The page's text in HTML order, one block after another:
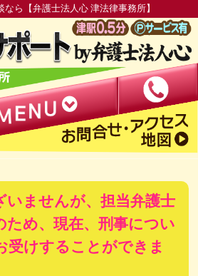
なら【弁護士法人心 津法律事務所】
いませんが、担当弁護士
ため、現在、刑事につい
受けすることができま